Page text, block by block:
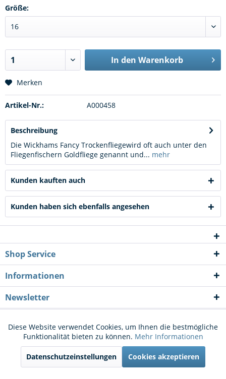
Größe:
In den Warenkorb
Merken
Artikel-Nr.: A000458
Beschreibung
Die Wickhams Fancy Trockenfliegewird oft auch unter den
Fliegenfischern Goldfliege genannt und... mehr
Kunden kauften auch
Kunden haben sich ebenfalls angesehen
Shop Service
Informationen
Newsletter
* Alle Preise inkl. gesetzl. Mehrwertsteuer zzgl.Versandkostenund ggf.
Nachnahmegebühren, wenn nicht anders beschrieben
Cookie-Einstellungen
Kontakt
Funktionale Aktiv
Marketing Aktiv
Diese Website verwendet Cookies, um Ihnen die bestmögliche
Funktionalität bieten zu können. Mehr Informationen
Datenschutzeinstellungen Cookies akzeptieren